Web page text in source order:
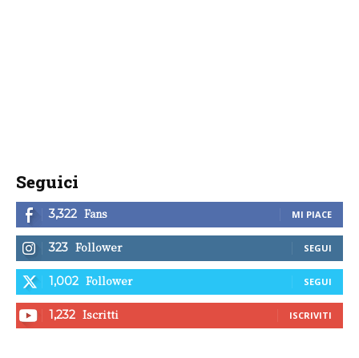
Seguici
3,322 Fans MI PIACE
323 Follower SEGUI
1,002 Follower SEGUI
1,232 Iscritti ISCRIVITI